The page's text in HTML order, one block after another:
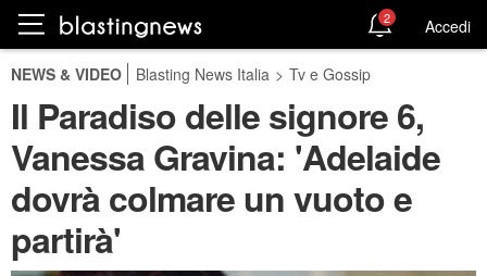
2 Accedi
NEWS & VIDEO Blasting News Italia > Tv e Gossip
Il Paradiso delle signore 6,
Vanessa Gravina: 'Adelaide
dovrà colmare un vuoto e
partirà'